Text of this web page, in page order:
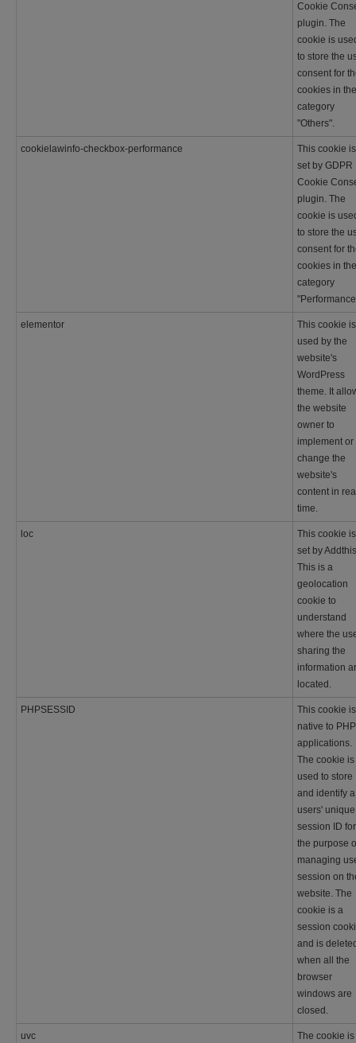
Cookie
plugin. The
cookie is
to store the
consent for
cookies in the
category
"Others".
cookielawinfo-checkbox-performance
This cookie is
set by GDPR
Cookie
plugin. The
cookie is
to store the
consent for
cookies in the
category
elementor
This cookie is
used by the
website's
WordPress
theme. It
the website
owner to
implement or
change the
website's
content in
time.
loc
This cookie is
set by
This is a
geolocation
cookie to
understand
where the
sharing the
information
located.
PHPSESSID
This cookie is
native to PHP
applications.
The cookie is
used to store
and identify a
users' unique
session ID for
the purpose
managing
session on
website. The
cookie is a
session
and is
when all the
browser
windows are
closed.
uvc
The cookie is